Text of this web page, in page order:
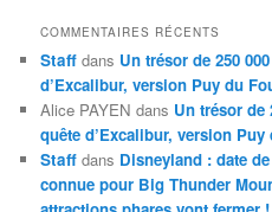
COMMENTAIRES RÉCENTS
Staff dans Un trésor de 250
d’Excalibur, version Puy du
Alice PAYEN dans Un trésor de
quête d’Excalibur, version Puy
Staff dans Disneyland : date
connue pour Big Thunder